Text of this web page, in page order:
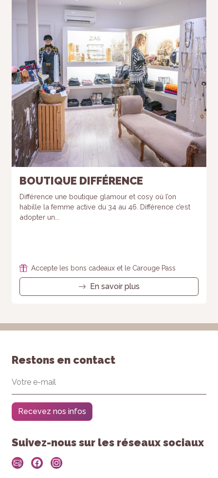
BOUTIQUE DIFFÉRENCE
Différence une boutique glamour et cosy où l’on
habille la femme active du 34 au 46. Différence c’est
adopter un...
Accepte les bons cadeaux et le Carouge Pass
En savoir plus
Restons en contact
Recevez nos infos
Suivez-nous sur les réseaux sociaux